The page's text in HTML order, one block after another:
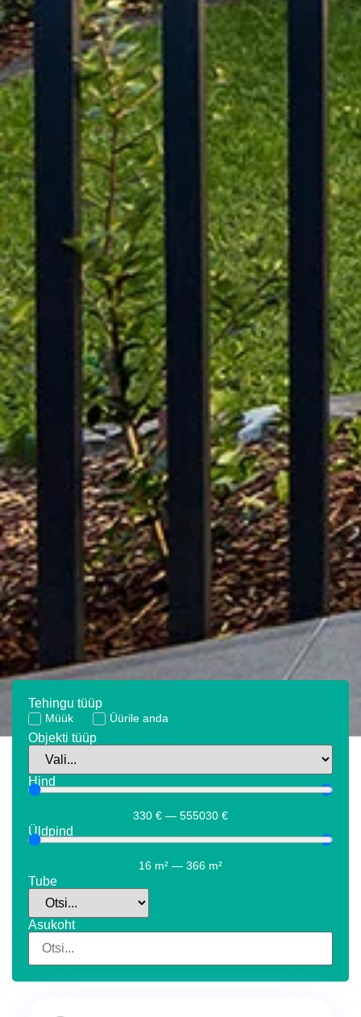
Tehingu tüüp
Müük Üürile anda
Objekti tüüp
Hind
330 € — 555030 €
Üldpind
16 m² — 366 m²
Tube
Asukoht